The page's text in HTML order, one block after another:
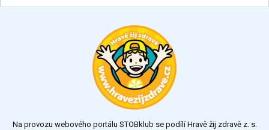
Na provozu webového portálu STOBklub se podílí Hravě žij zdravě z. s.